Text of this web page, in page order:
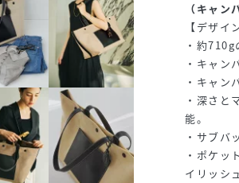
（キャ
【デザイ
・約710g
・キャン
・キャン
・深さと
能。
・サブバ
・ポケッ
イリッシ